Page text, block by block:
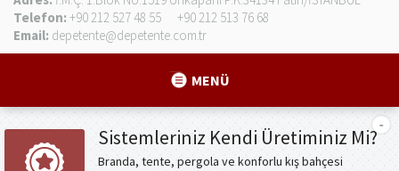
Telefon: +90 212 527 48 55
+90 212 513 76 68
Email: depetente@depetente.com.tr
MENÜ
Sistemleriniz Kendi Üretiminiz Mi?
Branda, tente, pergola ve konforlu kış bahçesi